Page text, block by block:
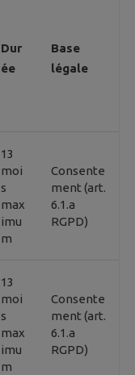
Dur
ée
Base
légale
13
moi
s
max
imu
m
Consente
ment (art.
6.1.a
RGPD)
13
moi
s
max
imu
m
Consente
ment (art.
6.1.a
RGPD)